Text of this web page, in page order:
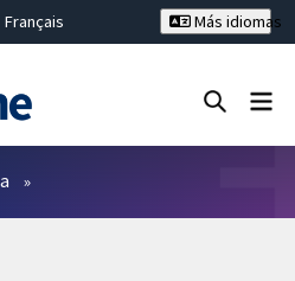
Français
文
Más idiomas